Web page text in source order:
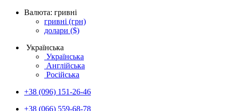
Валюта: гривні
гривні (грн)
долари ($)
Українська
Українська
Англійська
Російська
+38 (096) 151-26-46
+38 (066) 559-68-78